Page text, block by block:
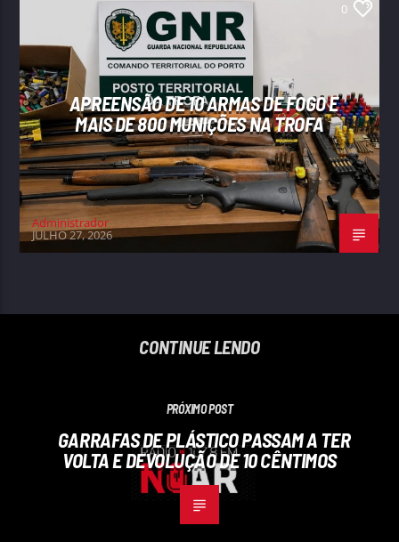
0
APREENSÃO DE 10 ARMAS DE FOGO E
MAIS DE 800 MUNIÇÕES NA TROFA
Administrador
JULHO 27, 2026
CONTINUE LENDO
PRÓXIMO POST
GARRAFAS DE PLÁSTICO PASSAM A TER
VOLTA E DEVOLUÇÃO DE 10 CÊNTIMOS